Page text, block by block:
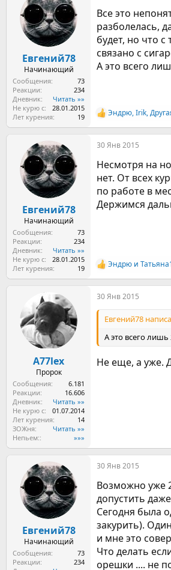
и
и
:
Евгений78
Начинающий
Сообщения
73
Реакции
234
Дневник
Читать »»
Не курю с
28.01.2015
Лет курения
19
Все это
разболелась,
будет, но что
связано с
А это всего
Р
е
а
к
и
и
:
Эндрю,Irik,
Евгений78
Начинающий
Сообщения
73
Реакции
234
Дневник
Читать »»
Не курю с
28.01.2015
Лет курения
19
30 Янв 2015
Несмотря на
нет. От всех
по работе в
Держимся
Р
е
а
к
Эндрю и
A77lex
Пророк
Сообщения
6.181
Реакции
16.606
Дневник
Читать »»
Не курю с
01.07.2014
Лет курения
14
ЗОЖня
Читать »»
Непьем:
»»»
30 Янв 2015
Евгений78
А это всего лишь
Не еще, а уже.
Евгений78
Начинающий
Сообщения
73
Реакции
234
30 Янв 2015
Возможно уже
допустить
Сегодня была
закурить).
и мне это
Что делать
орешки .... не